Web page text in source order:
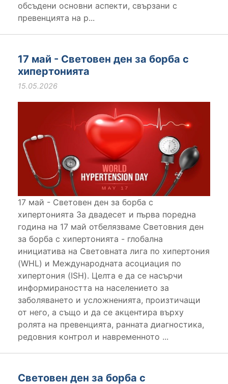
обсъдени основни аспекти, свързани с
превенцията на р...
17 май - Световен ден за борба с
хипертонията
15.05.2026
17 май - Световен ден за борба с
хипертонията За двадесет и първа поредна
година на 17 май отбелязваме Световния ден
за борба с хипертонията - глобална
инициатива на Световната лига по хипертония
(WHL) и Международната асоциация по
хипертония (ISH). Целта е да се насърчи
информираността на населението за
заболяването и усложненията, произтичащи
от него, а също и да се акцентира върху
ролята на превенцията, ранната диагностика,
редовния контрол и навременното ...
Световен ден за борба с